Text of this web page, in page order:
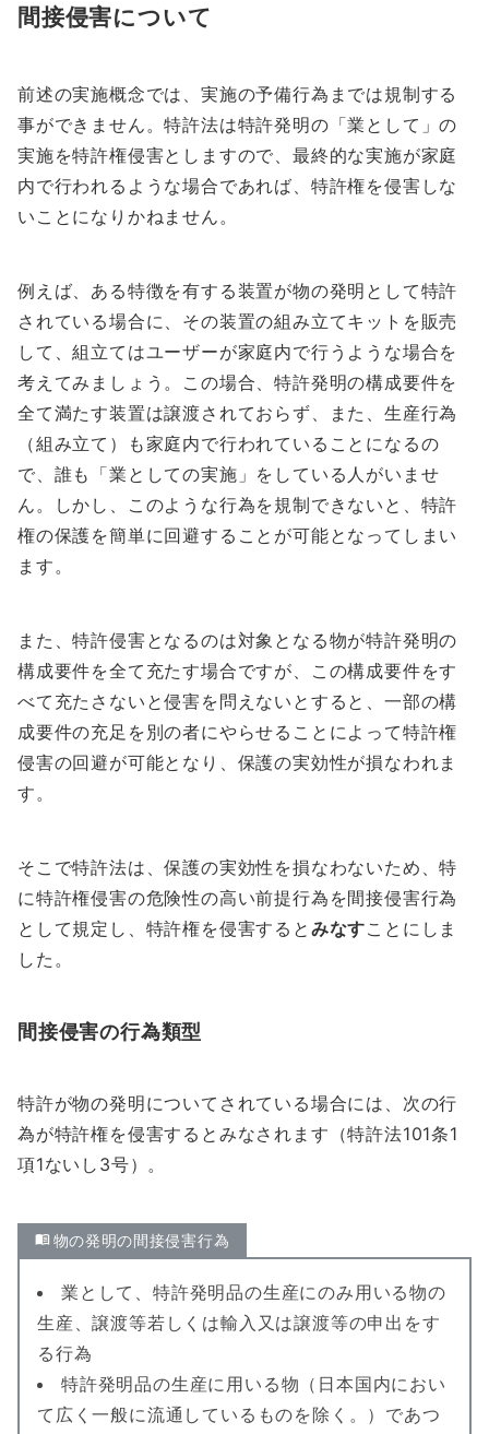
間接侵害について
前述の実施概念では、実施の予備行為までは規制する
事ができません。特許法は特許発明の「業として」の
実施を特許権侵害としますので、最終的な実施が家庭
内で行われるような場合であれば、特許権を侵害しな
いことになりかねません。
例えば、ある特徴を有する装置が物の発明として特許
されている場合に、その装置の組み立てキットを販売
して、組立てはユーザーが家庭内で行うような場合を
考えてみましょう。この場合、特許発明の構成要件を
全て満たす装置は譲渡されておらず、また、生産行為
（組み立て）も家庭内で行われていることになるの
で、誰も「業としての実施」をしている人がいませ
ん。しかし、このような行為を規制できないと、特許
権の保護を簡単に回避することが可能となってしまい
ます。
また、特許侵害となるのは対象となる物が特許発明の
構成要件を全て充たす場合ですが、この構成要件をす
べて充たさないと侵害を問えないとすると、一部の構
成要件の充足を別の者にやらせることによって特許権
侵害の回避が可能となり、保護の実効性が損なわれま
す。
そこで特許法は、保護の実効性を損なわないため、特
に特許権侵害の危険性の高い前提行為を間接侵害行為
として規定し、特許権を侵害すると みなすことにしま
した。
間接侵害の行為類型
特許が物の発明についてされている場合には、次の行
為が特許権を侵害するとみなされます（特許法101条1
項1ないし3号）。
物の発明の間接侵害行為
業として、特許発明品の生産にのみ用いる物の
生産、譲渡等若しくは輸入又は譲渡等の申出をす
る行為
特許発明品の生産に用いる物（日本国内におい
て広く一般に流通しているものを除く。）であつ